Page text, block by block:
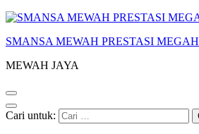
SMANSA MEWAH PRESTASI MEGAH
MEWAH JAYA
Cari untuk: